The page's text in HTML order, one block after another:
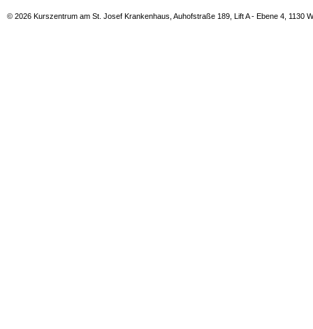
© 2026 Kurszentrum am St. Josef Krankenhaus, Auhofstraße 189, Lift A - Ebene 4, 1130